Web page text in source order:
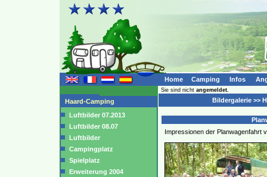
Home Camping Infos
Haard-Camping
Luftbilder 07.2013
Luftbilder 08.07
Luftbilder
Campingplatz
Spielplatz
Erweiterung 2004
Sie sind nicht angemeldet.
Bildergalerie >>
Impressionen der Planwagenfahrt